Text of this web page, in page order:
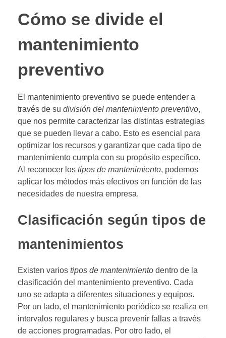
Cómo se divide el
mantenimiento
preventivo
El mantenimiento preventivo se puede entender a
través de su división del mantenimiento preventivo,
que nos permite caracterizar las distintas estrategias
que se pueden llevar a cabo. Esto es esencial para
optimizar los recursos y garantizar que cada tipo de
mantenimiento cumpla con su propósito específico.
Al reconocer los tipos de mantenimiento, podemos
aplicar los métodos más efectivos en función de las
necesidades de nuestra empresa.
Clasificación según tipos de
mantenimientos
Existen varios tipos de mantenimiento dentro de la
clasificación del mantenimiento preventivo. Cada
uno se adapta a diferentes situaciones y equipos.
Por un lado, el mantenimiento periódico se realiza en
intervalos regulares y busca prevenir fallas a través
de acciones programadas. Por otro lado, el